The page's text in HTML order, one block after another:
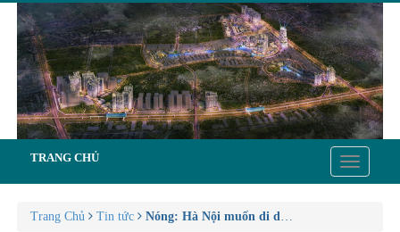
Toggle
TRANG CHỦ
Trang Chủ Tin tức Nóng: Hà Nội muốn di dời hơn 860.000 dân